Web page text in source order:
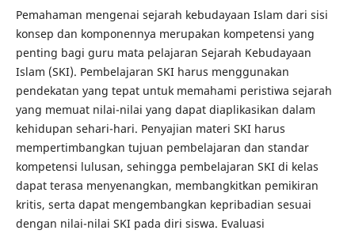
Pemahaman mengenai sejarah kebudayaan Islam dari sisi
konsep dan komponennya merupakan kompetensi yang
penting bagi guru mata pelajaran Sejarah Kebudayaan
Islam (SKI). Pembelajaran SKI harus menggunakan
pendekatan yang tepat untuk memahami peristiwa sejarah
yang memuat nilai-nilai yang dapat diaplikasikan dalam
kehidupan sehari-hari. Penyajian materi SKI harus
mempertimbangkan tujuan pembelajaran dan standar
kompetensi lulusan, sehingga pembelajaran SKI di kelas
dapat terasa menyenangkan, membangkitkan pemikiran
kritis, serta dapat mengembangkan kepribadian sesuai
dengan nilai-nilai SKI pada diri siswa. Evaluasi